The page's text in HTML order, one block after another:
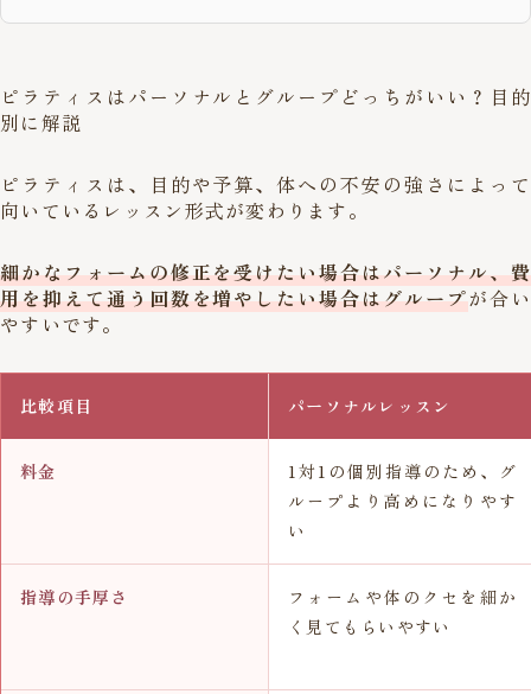
ピラティスはパーソナルとグループどっちがいい？目的
別に解説
ピラティスは、目的や予算、体への不安の強さによって
向いているレッスン形式が変わります。
細かなフォームの修正を受けたい場合はパーソナル、費
用を抑えて通う回数を増やしたい場合はグループが合い
やすいです。
比較項目 パーソナルレッスン
料金
1対1の個別指導のため、グ
ループより高めになりやす
い
指導の手厚さ
フォームや体のクセを細か
く見てもらいやすい